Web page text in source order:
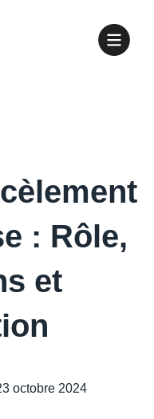
: Rôle,
et
octobre 2024